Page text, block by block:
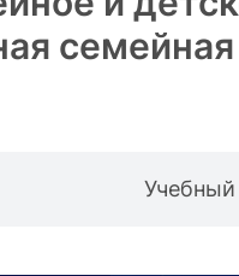
Учебный